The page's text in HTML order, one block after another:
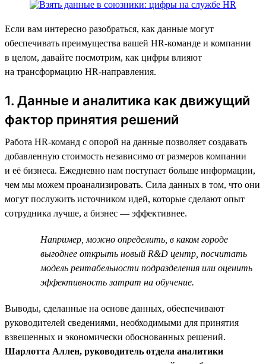
Если вам интересно разобраться, как данные могут
обеспечивать преимущества вашей HR-команде и компании
в целом, давайте посмотрим, как цифры влияют
на трансформацию HR-направления.
1. Данные и аналитика как движущий
фактор принятия решений
Работа HR-команд с опорой на данные позволяет создавать
добавленную стоимость независимо от размеров компании
и её бизнеса. Ежедневно нам поступает больше информации,
чем мы можем проанализировать. Сила данных в том, что они
могут послужить источником идей, которые сделают опыт
сотрудника лучше, а бизнес — эффективнее.
Например, можно определить, в каком городе
выгоднее открыть новый R&D центр, посчитать
модель рентабельности подразделения или оценить
эффективность затрат на обучение.
Выводы, сделанные на основе данных, обеспечивают
руководителей сведениями, необходимыми для принятия
взвешенных и экономически обоснованных решений.
Шарлотта Аллен, руководитель отдела аналитики